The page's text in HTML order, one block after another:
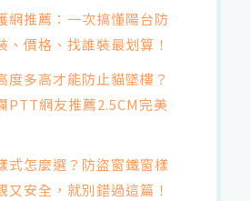
網推薦：一次搞懂陽台防
、價格、找誰裝最划算！
度多高才能防止貓墜樓？
PTT網友推薦2.5CM完美
式怎麼選？防盜窗鐵窗樣
又安全，就別錯過這篇！